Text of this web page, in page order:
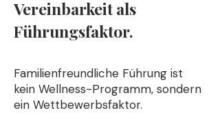
Vereinbarkeit als
Führungsfaktor.
Familienfreundliche Führung ist
kein Wellness-Programm, sondern
ein Wettbewerbsfaktor.